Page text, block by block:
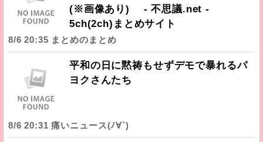
(※画像あり) - 不思議.net -
5ch(2ch)まとめサイト
8/6 20:35 まとめのまとめ
平和の日に黙祷もせずデモで暴れるパ
ヨクさんたち
8/6 20:31 痛いニュース(ﾉ∀`)